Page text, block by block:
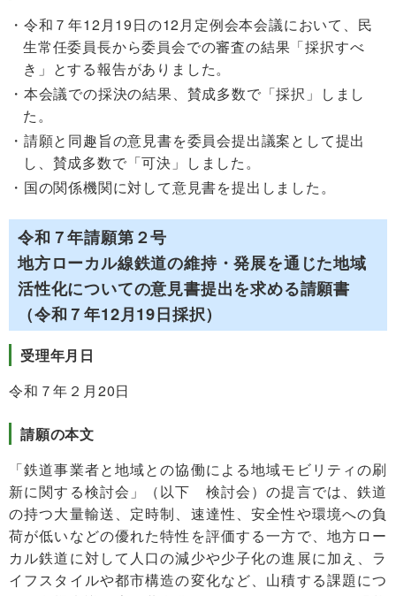
令和７年12月19日の12月定例会本会議において、民
生常任委員長から委員会での審査の結果「採択すべ
き」とする報告がありました。
本会議での採決の結果、賛成多数で「採択」しまし
た。
請願と同趣旨の意見書を委員会提出議案として提出
し、賛成多数で「可決」しました。
国の関係機関に対して意見書を提出しました。
令和７年請願第２号
地方ローカル線鉄道の維持・発展を通じた地域
活性化についての意見書提出を求める請願書
（令和７年12月19日採択）
受理年月日
令和７年２月20日
請願の本文
「鉄道事業者と地域との協働による地域モビリティの刷
新に関する検討会」（以下 検討会）の提言では、鉄道
の持つ大量輸送、定時制、速達性、安全性や環境への負
荷が低いなどの優れた特性を評価する一方で、地方ロー
カル鉄道に対して人口の減少や少子化の進展に加え、ラ
イフスタイルや都市構造の変化など、山積する課題につ